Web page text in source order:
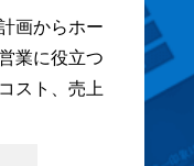
画からホー
業に役立つ
スト、売上